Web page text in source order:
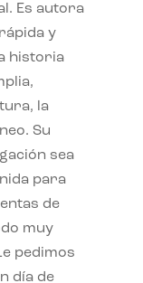
Es autora
y
historia
la
Su
sea
para
de
muy
pedimos
día de